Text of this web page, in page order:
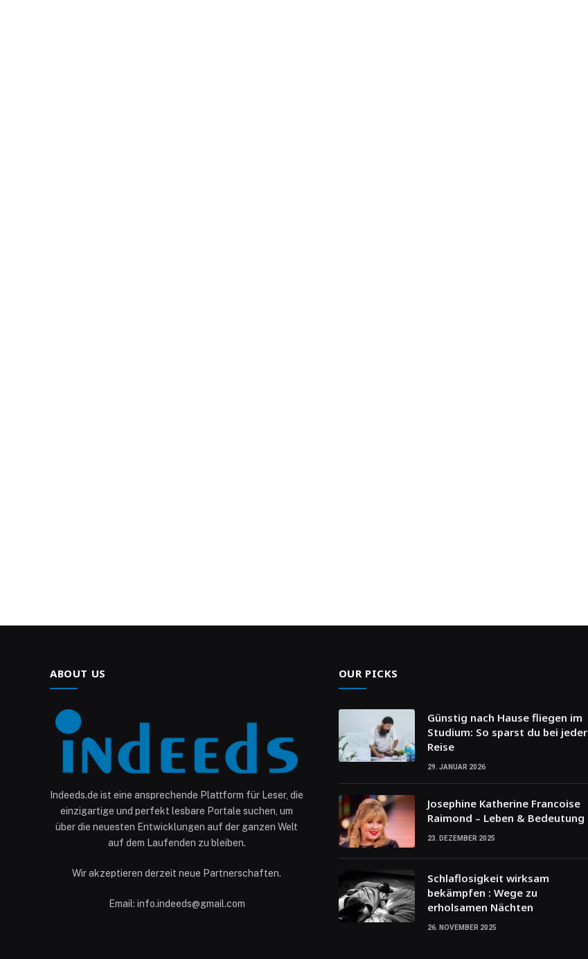
ABOUT US
Indeeds.de ist eine ansprechende Plattform für Leser, die
einzigartige und perfekt lesbare Portale suchen, um
über die neuesten Entwicklungen auf der ganzen Welt
auf dem Laufenden zu bleiben.
Wir akzeptieren derzeit neue Partnerschaften.
Email: info.indeeds@gmail.com
OUR PICKS
Günstig nach Hause fliegen im
Studium: So sparst du bei jeder
Reise
29. JANUAR 2026
Josephine Katherine Francoise
Raimond – Leben & Bedeutung
23. DEZEMBER 2025
Schlaflosigkeit wirksam
bekämpfen : Wege zu
erholsamen Nächten
26. NOVEMBER 2025